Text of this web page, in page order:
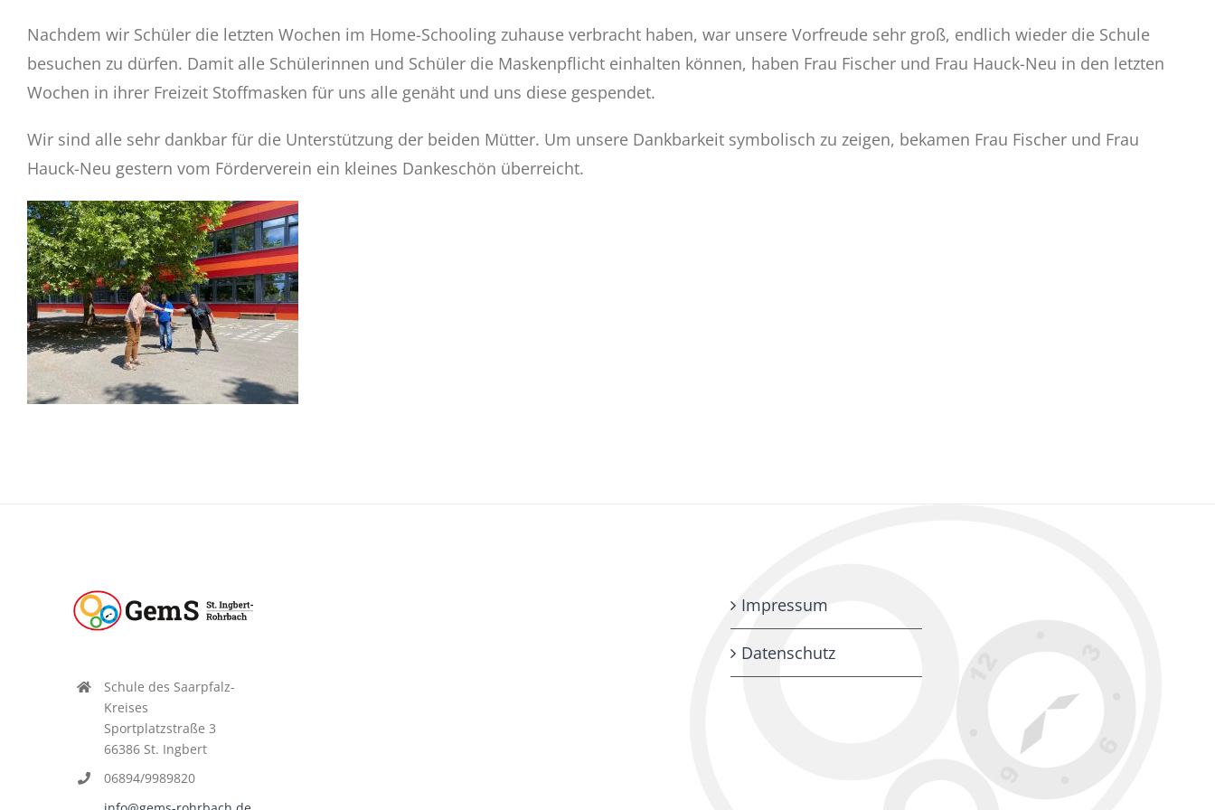
Nachdem wir Schüler die letzten Wochen im Home-Schooling zuhause verbracht haben, war unsere Vorfreude sehr groß, endlich wieder die Schule
besuchen zu dürfen. Damit alle Schülerinnen und Schüler die Maskenpflicht einhalten können, haben Frau Fischer und Frau Hauck-Neu in den letzten
Wochen in ihrer Freizeit Stoffmasken für uns alle genäht und uns diese gespendet.
Wir sind alle sehr dankbar für die Unterstützung der beiden Mütter. Um unsere Dankbarkeit symbolisch zu zeigen, bekamen Frau Fischer und Frau
Hauck-Neu gestern vom Förderverein ein kleines Dankeschön überreicht.
Schule des Saarpfalz-
Kreises
Sportplatzstraße 3
66386 St. Ingbert
06894/9989820
Impressum
Datenschutz